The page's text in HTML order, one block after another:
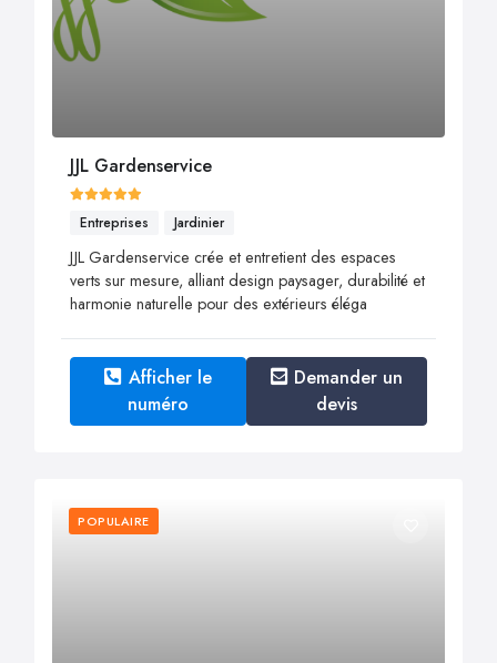
JJL Gardenservice
Entreprises Jardinier
JJL Gardenservice crée et entretient des espaces
verts sur mesure, alliant design paysager, durabilité et
harmonie naturelle pour des extérieurs éléga
Afficher le
numéro
Demander un
devis
POPULAIRE